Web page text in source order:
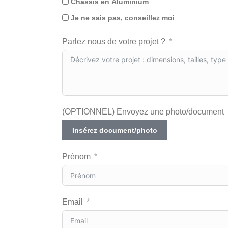
Je ne sais pas, conseillez moi
Parlez nous de votre projet ?
(OPTIONNEL) Envoyez une photo/document
Insérez document/photo
Prénom
Email